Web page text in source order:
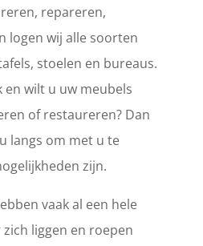
repareren,
logen wij alle soorten
stoelen en bureaus.
wilt u uw meubels
of restaureren? Dan
langs om met u te
zijn.
vaak al een hele
liggen en roepen